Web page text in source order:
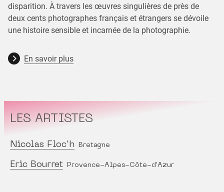
disparition. À travers les œuvres singulières de près de
deux cents photographes français et étrangers se dévoile
une histoire sensible et incarnée de la photographie.
En savoir plus
LES ARTISTES
Nicolas Floc'h Bretagne
Eric Bourret Provence-Alpes-Côte-d'Azur